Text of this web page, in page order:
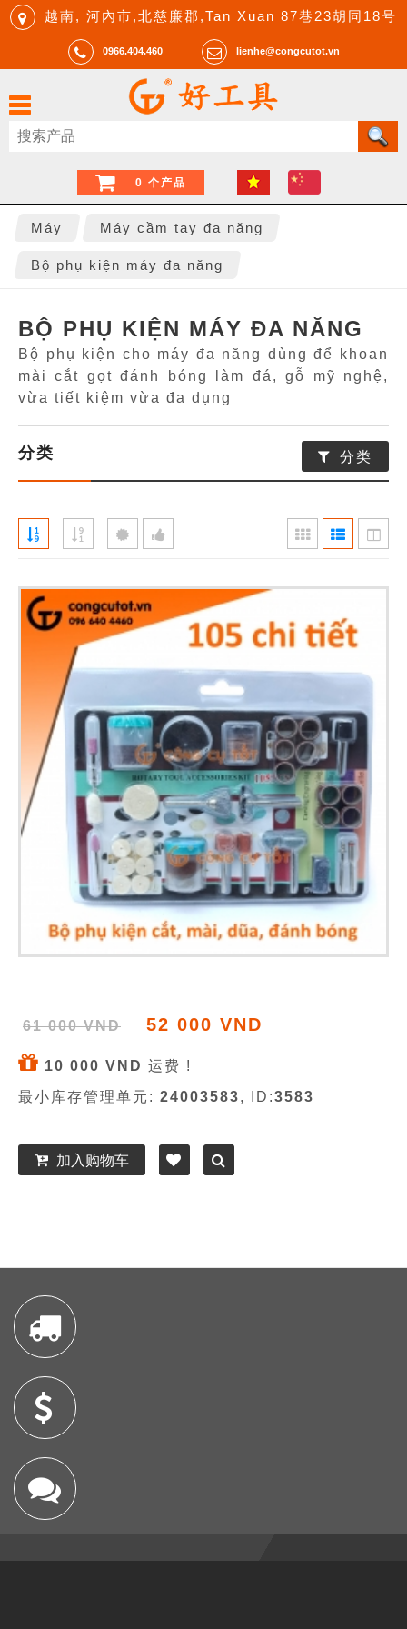
越南, 河內市,北慈廉郡,Tan Xuan 87巷23胡同18号
0966.404.460 lienhe@congcutot.vn
0 个产品
Máy Máy cầm tay đa năng
Bộ phụ kiện máy đa năng
BỘ PHỤ KIỆN MÁY ĐA NĂNG
Bộ phụ kiện cho máy đa năng dùng để khoan
mài cắt gọt đánh bóng làm đá, gỗ mỹ nghệ,
vừa tiết kiệm vừa đa dụng
分类 分类
61 000 VND 52 000 VND
10 000 VND 运费 !
最小库存管理单元: 24003583, ID:3583
加入购物车